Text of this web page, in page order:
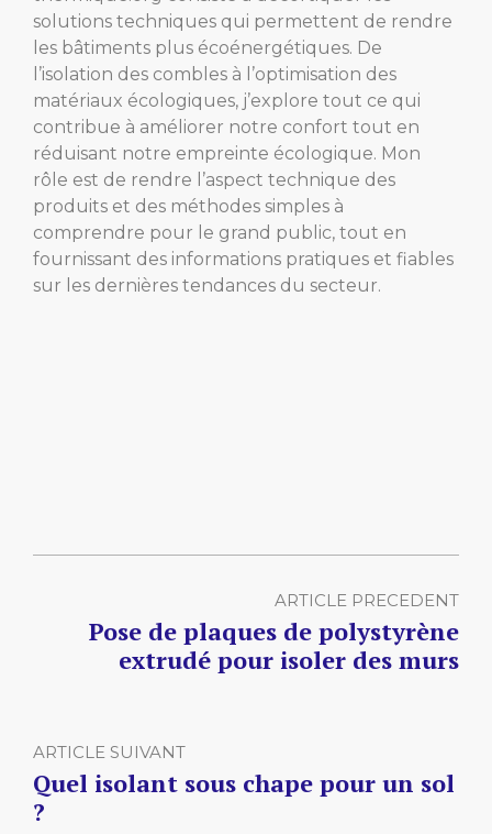
solutions techniques qui permettent de rendre
les bâtiments plus écoénergétiques. De
l’isolation des combles à l’optimisation des
matériaux écologiques, j’explore tout ce qui
contribue à améliorer notre confort tout en
réduisant notre empreinte écologique. Mon
rôle est de rendre l’aspect technique des
produits et des méthodes simples à
comprendre pour le grand public, tout en
fournissant des informations pratiques et fiables
sur les dernières tendances du secteur.
ARTICLE PRECEDENT
Pose de plaques de polystyrène
extrudé pour isoler des murs
ARTICLE SUIVANT
Quel isolant sous chape pour un sol
?